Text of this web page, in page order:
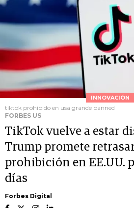
INNOVACIÓN
tiktok prohibido en usa grande banned
FORBES US
TikTok vuelve a estar
Trump promete
prohibición en EE.UU.
días
Forbes Digital